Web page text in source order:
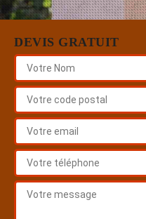
DEVIS GRATUIT